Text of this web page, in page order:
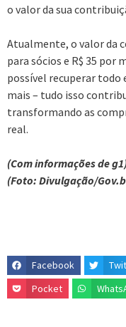
o valor da sua
Atualmente, o valor da
para sócios e R$ 35 por
possível recuperar todo
mais – tudo isso
transformando as
real.
(Com informações de
(Foto: Divulgação/
Facebook
Pocket